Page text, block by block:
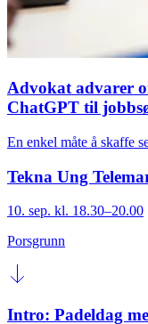
Advokat advarer
ChatGPT til
En enkel måte å skaffe
Tekna Ung
10. sep. kl. 18.30–20.00
Porsgrunn
Intro: Padeldag